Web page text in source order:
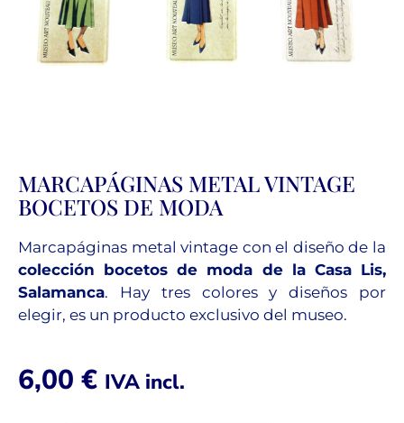
MARCAPÁGINAS METAL VINTAGE
BOCETOS DE MODA
Marcapáginas metal vintage con el diseño de la
colección bocetos de moda de la Casa Lis,
Salamanca. Hay tres colores y diseños por
elegir, es un producto exclusivo del museo.
6,00 € IVA incl.